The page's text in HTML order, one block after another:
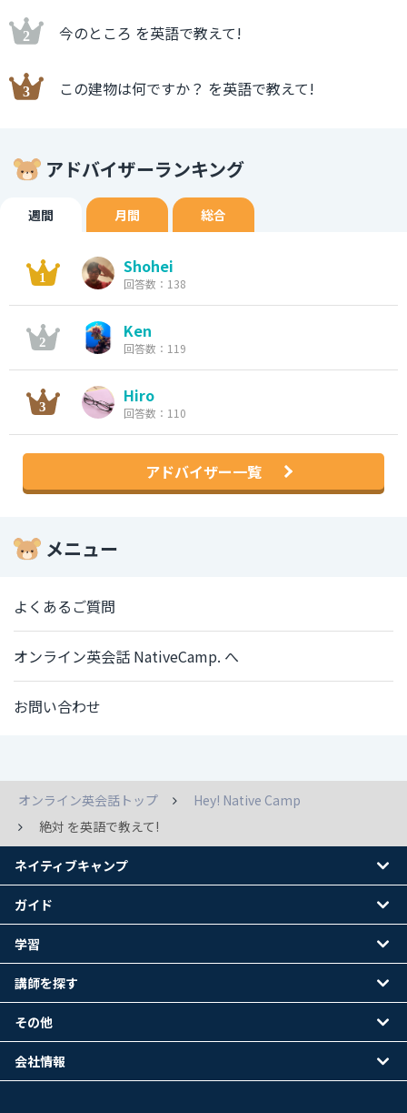
今のところ を英語で教えて!
この建物は何ですか？ を英語で教えて!
アドバイザーランキング
週間 月間 総合
Shohei
回答数：138
Ken
回答数：119
Hiro
回答数：110
アドバイザー一覧
メニュー
よくあるご質問
オンライン英会話 NativeCamp. へ
お問い合わせ
オンライン英会話トップ
Hey! Native Camp
絶対 を英語で教えて!
ネイティブキャンプ
ガイド
学習
講師を探す
その他
会社情報